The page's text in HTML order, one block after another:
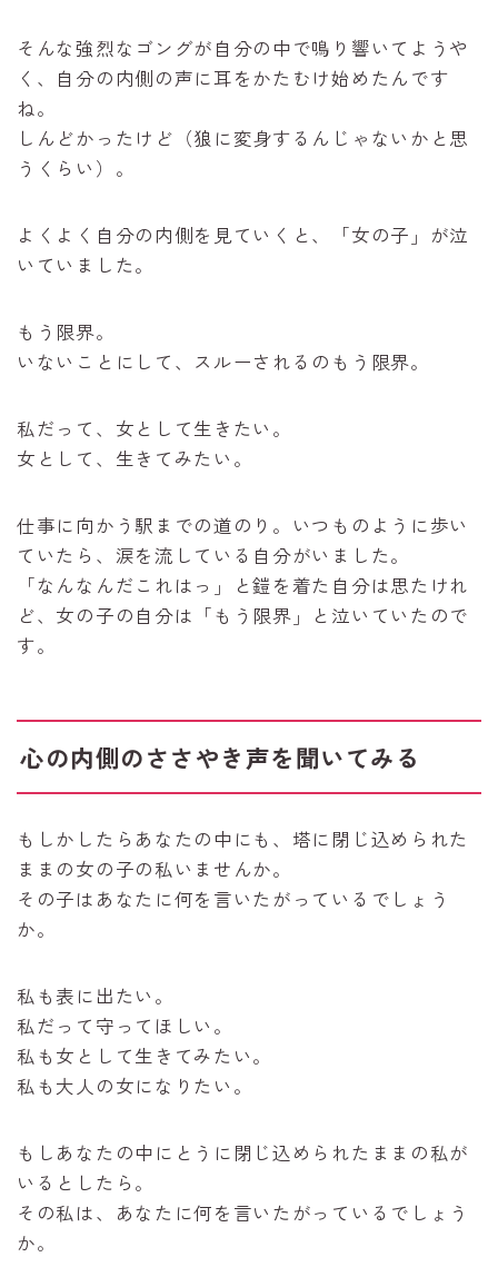
そんな強烈なゴングが自分の中で鳴り響いてようや
く、自分の内側の声に耳をかたむけ始めたんです
ね。
しんどかったけど（狼に変身するんじゃないかと思
うくらい）。
よくよく自分の内側を見ていくと、「女の子」が泣
いていました。
もう限界。
いないことにして、スルーされるのもう限界。
私だって、女として生きたい。
女として、生きてみたい。
仕事に向かう駅までの道のり。いつものように歩い
ていたら、涙を流している自分がいました。
「なんなんだこれはっ」と鎧を着た自分は思たけれ
ど、女の子の自分は「もう限界」と泣いていたので
す。
心の内側のささやき声を聞いてみる
もしかしたらあなたの中にも、塔に閉じ込められた
ままの女の子の私いませんか。
その子はあなたに何を言いたがっているでしょう
か。
私も表に出たい。
私だって守ってほしい。
私も女として生きてみたい。
私も大人の女になりたい。
もしあなたの中にとうに閉じ込められたままの私が
いるとしたら。
その私は、あなたに何を言いたがっているでしょう
か。